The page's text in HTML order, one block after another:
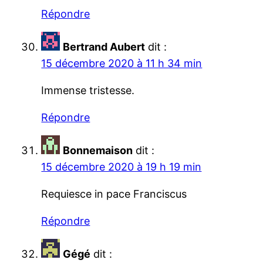
Répondre
Bertrand Aubert dit :
15 décembre 2020 à 11 h 34 min
Immense tristesse.
Répondre
Bonnemaison dit :
15 décembre 2020 à 19 h 19 min
Requiesce in pace Franciscus
Répondre
Gégé dit :